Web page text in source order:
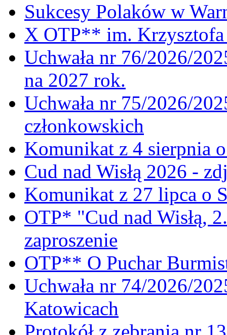
Sukcesy Polaków w
X OTP** im. Krzysztofa
Uchwała nr 76/2026/
na 2027 rok.
Uchwała nr 75/2026/
członkowskich
Komunikat z 4 sierpnia
Cud nad Wisłą 2026 -
Komunikat z 27 lipca o
OTP* "Cud nad Wisłą,
zaproszenie
OTP** O Puchar
Uchwała nr 74/2026/
Katowicach